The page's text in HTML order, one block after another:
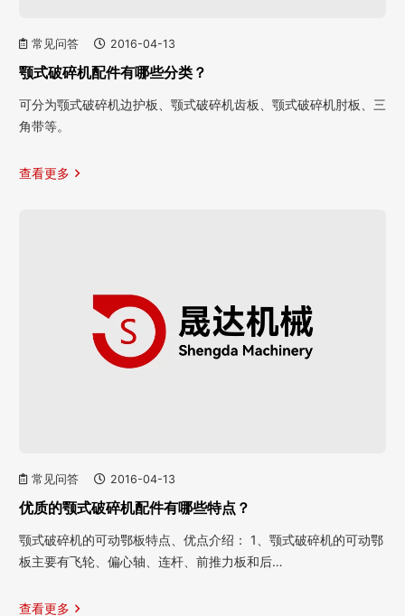
常见问答 2016-04-13
颚式破碎机配件有哪些分类？
可分为颚式破碎机边护板、颚式破碎机齿板、颚式破碎机肘板、三
角带等。
查看更多
常见问答 2016-04-13
优质的颚式破碎机配件有哪些特点？
颚式破碎机的可动鄂板特点、优点介绍： 1、颚式破碎机的可动鄂
板主要有飞轮、偏心轴、连杆、前推力板和后…
查看更多